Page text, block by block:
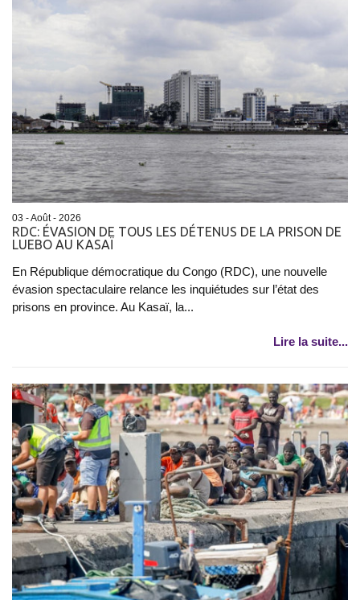
03 - Août - 2026
RDC: ÉVASION DE TOUS LES DÉTENUS DE LA PRISON DE
LUEBO AU KASAÏ
En République démocratique du Congo (RDC), une nouvelle
évasion spectaculaire relance les inquiétudes sur l’état des
prisons en province. Au Kasaï, la...
Lire la suite...